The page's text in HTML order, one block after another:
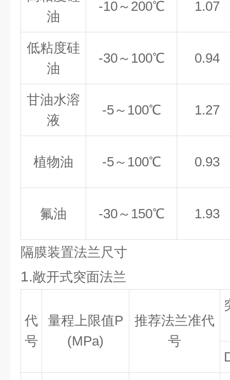
油
-10～200℃ 1.07
低粘度硅
油
-30～100℃ 0.94
甘油水溶
液
-5～100℃ 1.27
植物油 -5～100℃ 0.93
氟油 -30～150℃ 1.93
隔膜装置法兰尺寸
1.敞开式突面法兰
代
号
量程上限值P
(MPa)
推荐法兰准代
号